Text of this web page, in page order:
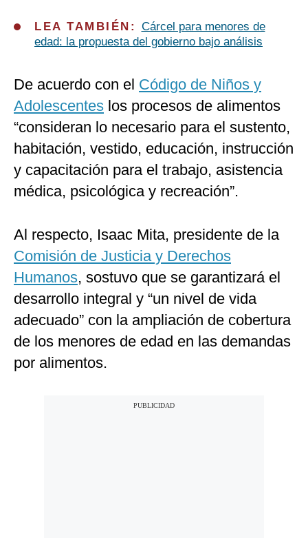
LEA TAMBIÉN: Cárcel para menores de
edad: la propuesta del gobierno bajo análisis
De acuerdo con el Código de Niños y
Adolescentes los procesos de alimentos
“consideran lo necesario para el sustento,
habitación, vestido, educación, instrucción
y capacitación para el trabajo, asistencia
médica, psicológica y recreación”.
Al respecto, Isaac Mita, presidente de la
Comisión de Justicia y Derechos
Humanos, sostuvo que se garantizará el
desarrollo integral y “un nivel de vida
adecuado” con la ampliación de cobertura
de los menores de edad en las demandas
por alimentos.